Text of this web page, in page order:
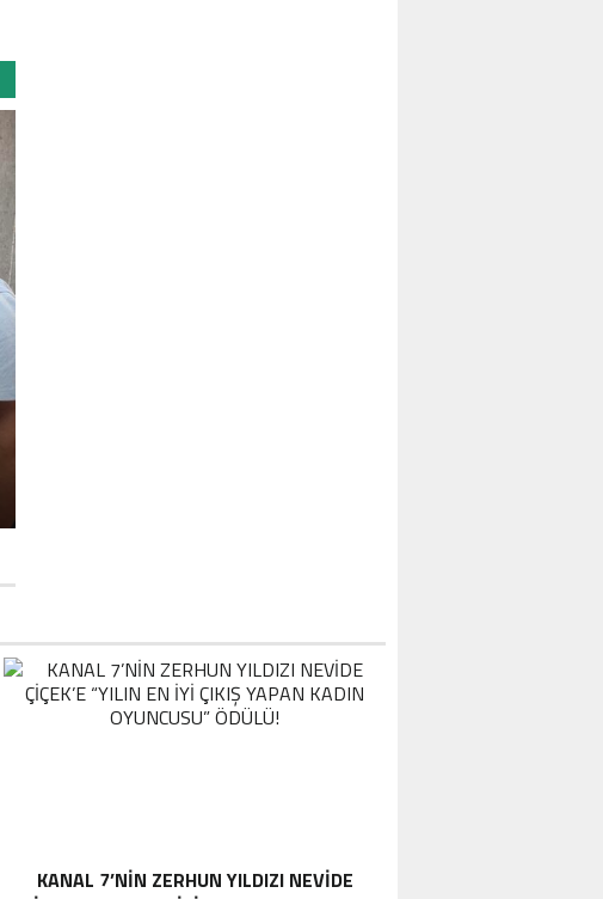
KANAL 7’NİN ZERHUN YILDIZI NEVİDE